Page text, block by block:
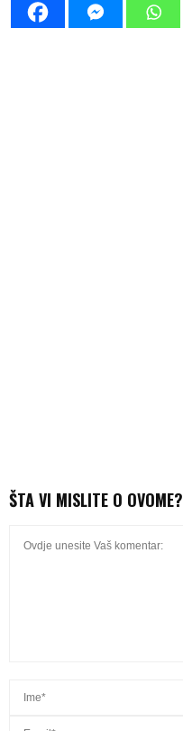
ŠTA VI MISLITE O OVOME?